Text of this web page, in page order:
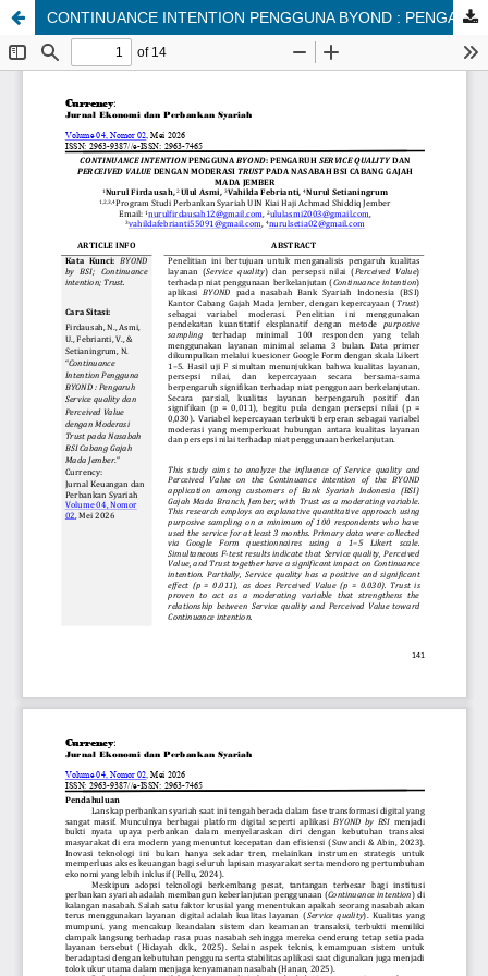
CONTINUANCE INTENTION PENGGUNA BYOND : PENGARUH SERVICE QUALITY DAN PERCEIVED VALUE DENGAN MODERASI TRUST PADA NASABAH BSI CABANG GAJAH MADA JEMBER